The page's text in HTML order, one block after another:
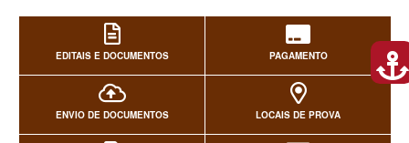
EDITAIS E DOCUMENTOS PAGAMENTO
ENVIO DE DOCUMENTOS LOCAIS DE PROVA